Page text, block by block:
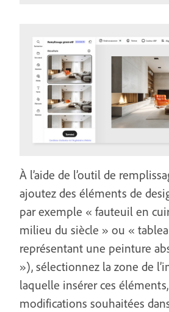
À l’aide de l’outil de
ajoutez des éléments de
par exemple « fauteuil en
milieu du siècle » ou «
représentant une peinture
»), sélectionnez la zone de
laquelle insérer ces
modifications souhaitées